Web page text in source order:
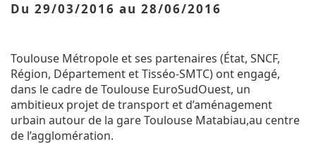
Du 29/03/2016 au 28/06/2016
Toulouse Métropole et ses partenaires (État, SNCF,
Région, Département et Tisséo-SMTC) ont engagé,
dans le cadre de Toulouse EuroSudOuest, un
ambitieux projet de transport et d’aménagement
urbain autour de la gare Toulouse Matabiau,au centre
de l’agglomération.